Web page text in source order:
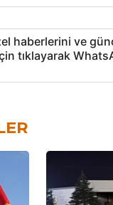
haberlerini ve
tıklayarak